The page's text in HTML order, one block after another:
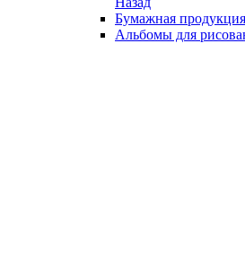
Бумажная
Альбомы для